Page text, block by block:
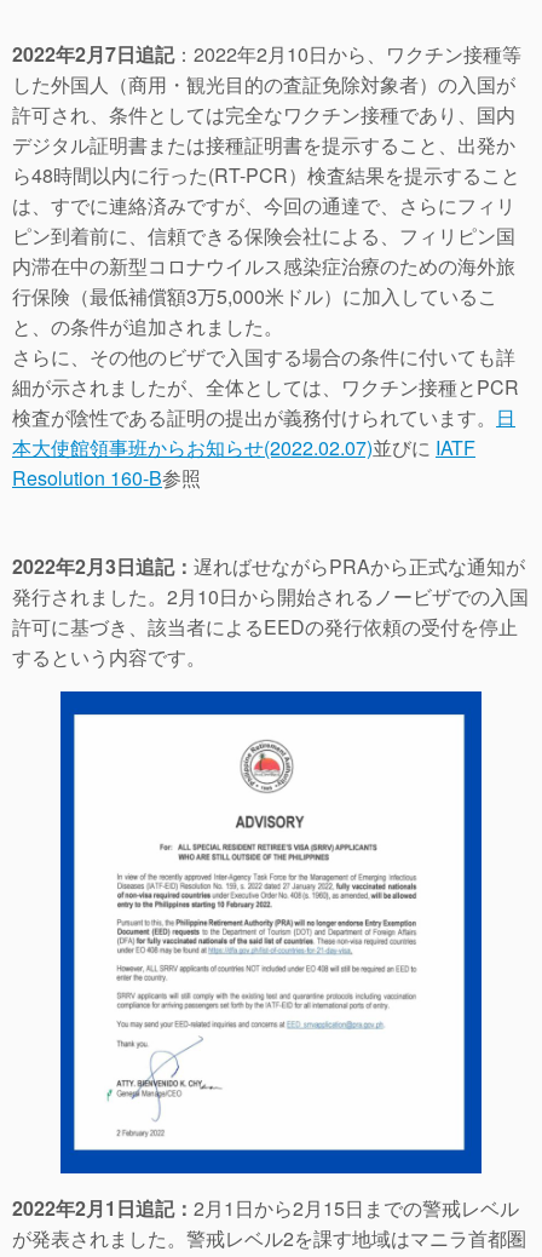
2022年2月7日追記：2022年2月10日から、ワクチン接種等
した外国人（商用・観光目的の査証免除対象者）の入国が
許可され、条件としては完全なワクチン接種であり、国内
デジタル証明書または接種証明書を提示すること、出発か
ら48時間以内に行った(RT-PCR）検査結果を提示すること
は、すでに連絡済みですが、今回の通達で、さらにフィリ
ピン到着前に、信頼できる保険会社による、フィリピン国
内滞在中の新型コロナウイルス感染症治療のための海外旅
行保険（最低補償額3万5,000米ドル）に加入しているこ
と、の条件が追加されました。
さらに、その他のビザで入国する場合の条件に付いても詳
細が示されましたが、全体としては、ワクチン接種とPCR
検査が陰性である証明の提出が義務付けられています。 日
本大使館領事班からお知らせ(2022.02.07)並びに IATF
Resolution 160-B参照
2022年2月3日追記： 遅ればせながらPRAから正式な通知が
発行されました。2月10日から開始されるノービザでの入国
許可に基づき、該当者によるEEDの発行依頼の受付を停止
するという内容です。
2022年2月1日追記： 2月1日から2月15日までの警戒レベル
が発表されました。警戒レベル2を課す地域はマニラ首都圏